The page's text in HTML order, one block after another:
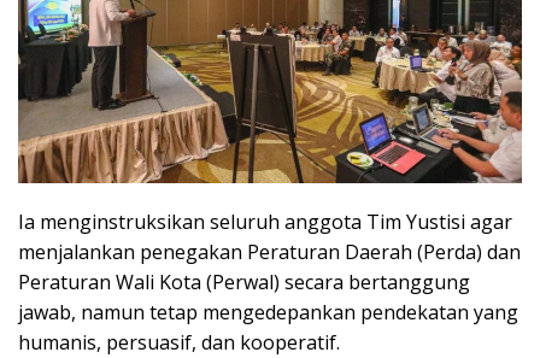
Ia menginstruksikan seluruh anggota Tim Yustisi agar
menjalankan penegakan Peraturan Daerah (Perda) dan
Peraturan Wali Kota (Perwal) secara bertanggung
jawab, namun tetap mengedepankan pendekatan yang
humanis, persuasif, dan kooperatif.